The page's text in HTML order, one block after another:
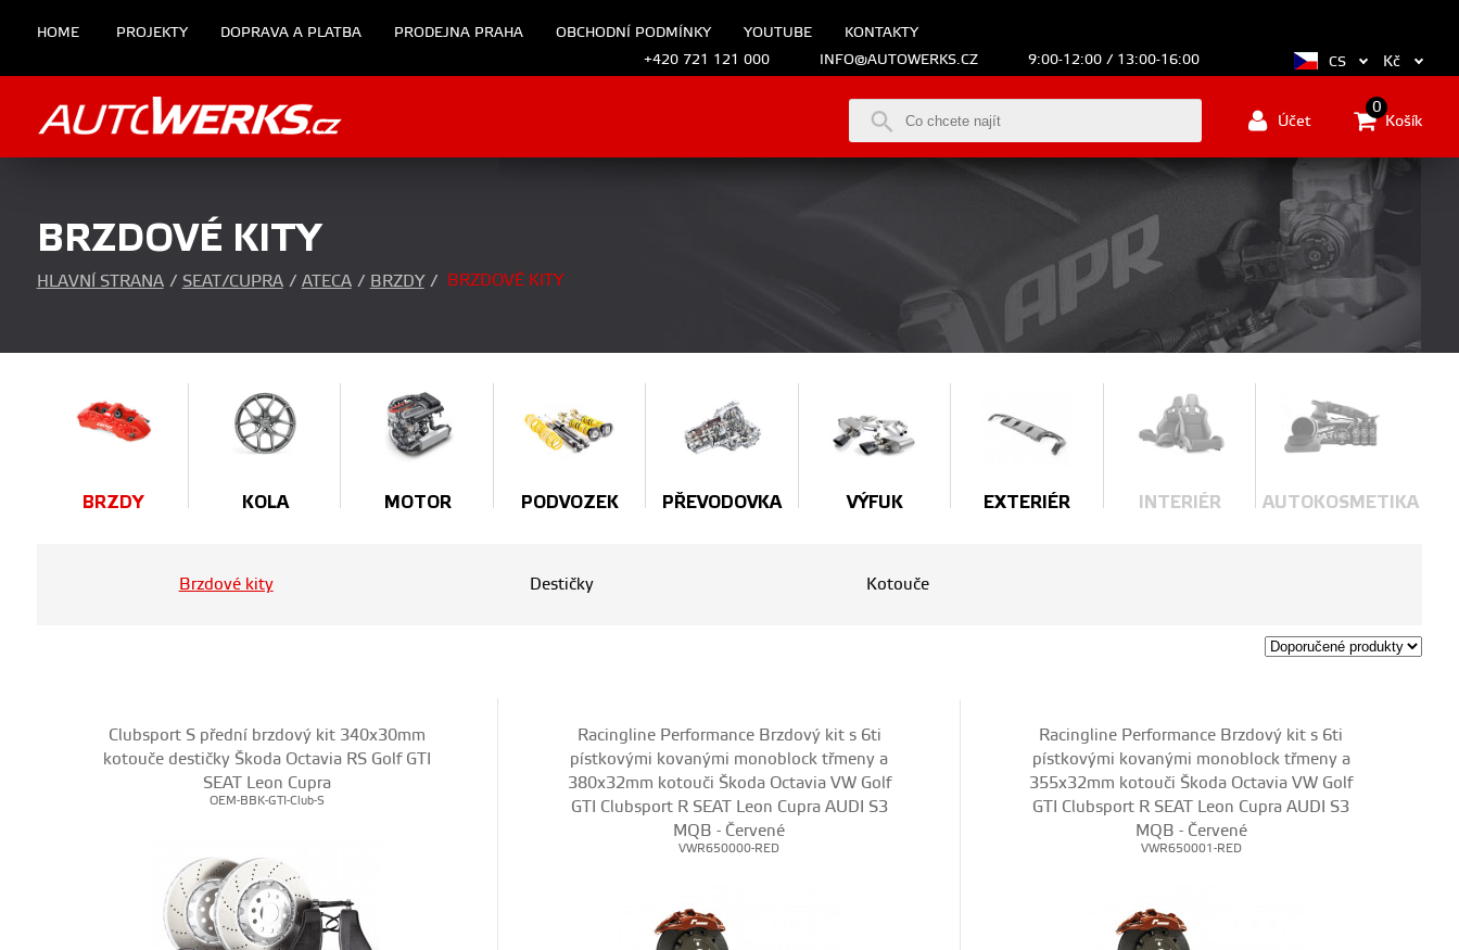
HOME PROJEKTY DOPRAVA A PLATBA PRODEJNA PRAHA OBCHODNÍ PODMÍNKY YOUTUBE
KONTAKTY
+420 721 121 000
INFO@AUTOWERKS.CZ 9:00-12:00 / 13:00-16:00 CS Kč
Účet Košík
0
BRZDOVÉ KITY
HLAVNÍ STRANA / SEAT/CUPRA / ATECA / BRZDY / BRZDOVÉ KITY
BRZDY KOLA MOTOR PODVOZEK PŘEVODOVKA VÝFUK EXTERIÉR INTERIÉR AUTOKOSMETIKA
Brzdové kity Destičky Kotouče
Clubsport S přední brzdový kit 340x30mm
kotouče destičky Škoda Octavia RS Golf GTI
SEAT Leon Cupra
OEM-BBK-GTI-Club-S
Racingline Performance Brzdový kit s 6ti
pístkovými kovanými monoblock třmeny a
380x32mm kotouči Škoda Octavia VW Golf
GTI Clubsport R SEAT Leon Cupra AUDI S3
MQB - Červené
VWR650000-RED
Racingline Performance Brzdový kit s 6ti
pístkovými kovanými monoblock třmeny a
355x32mm kotouči Škoda Octavia VW Golf
GTI Clubsport R SEAT Leon Cupra AUDI S3
MQB - Červené
VWR650001-RED